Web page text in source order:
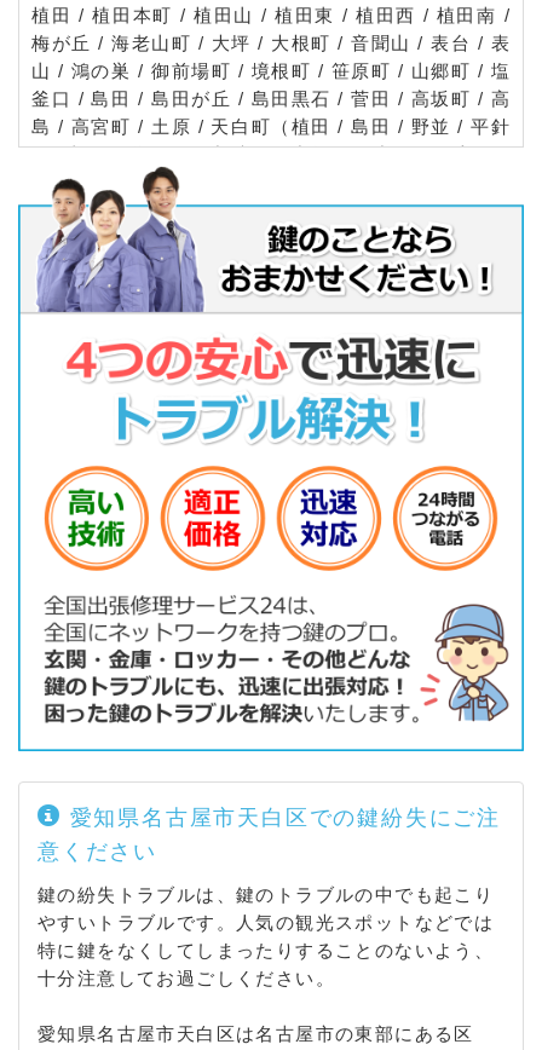
植田 / 植田本町 / 植田山 / 植田東 / 植田西 / 植田南 /
梅が丘 / 海老山町 / 大坪 / 大根町 / 音聞山 / 表台 / 表
山 / 鴻の巣 / 御前場町 / 境根町 / 笹原町 / 山郷町 / 塩
釜口 / 島田 / 島田が丘 / 島田黒石 / 菅田 / 高坂町 / 高
島 / 高宮町 / 土原 / 天白町（植田 / 島田 / 野並 / 平針
/ 八事） / 道明町 / 中砂町 / 中坪町 / 中平 / 西入町 /
野並 / 八幡山 / 原 / 久方 / 一つ山 / 平針 / 平針台 / 平
針南 / 福池 / 古川町 / 保呂町 / 御幸山 / 向が丘 / 元植
田 / 元八事 / 焼山 / 八事石坂 / 八事天道 / 八事山 / 山
根町 / 弥生が岡 / 横町
愛知県名古屋市天白区での鍵紛失にご注
意ください
鍵の紛失トラブルは、鍵のトラブルの中でも起こり
やすいトラブルです。人気の観光スポットなどでは
特に鍵をなくしてしまったりすることのないよう、
十分注意してお過ごしください。
愛知県名古屋市天白区は名古屋市の東部にある区